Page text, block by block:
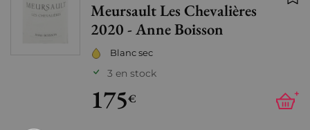
Meursault Les Chevalières
2020 - Anne Boisson
Blanc sec
3 en stock
175€ +